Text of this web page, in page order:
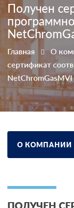
Получен
Главная О
сертификат
NetChromGasMVI
О КОМПАНИИ
ПОЛУЧЕН